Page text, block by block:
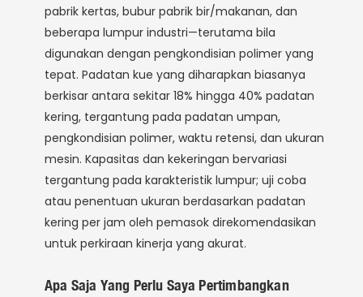
pabrik kertas, bubur pabrik bir/makanan, dan
beberapa lumpur industri—terutama bila
digunakan dengan pengkondisian polimer yang
tepat. Padatan kue yang diharapkan biasanya
berkisar antara sekitar 18% hingga 40% padatan
kering, tergantung pada padatan umpan,
pengkondisian polimer, waktu retensi, dan ukuran
mesin. Kapasitas dan kekeringan bervariasi
tergantung pada karakteristik lumpur; uji coba
atau penentuan ukuran berdasarkan padatan
kering per jam oleh pemasok direkomendasikan
untuk perkiraan kinerja yang akurat.
Apa Saja Yang Perlu Saya Pertimbangkan